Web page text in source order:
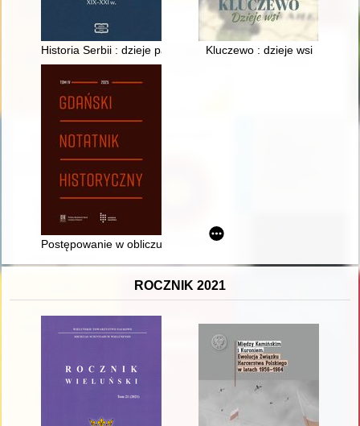
Historia Serbii : dzieje państwa i narodu : XIX-XXI w
Kluczewo : dzieje wsi
Postępowanie w obliczu sporów między krzyżackimi
ROCZNIK 2021